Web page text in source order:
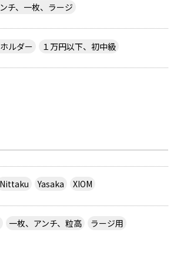
チ、一枚、ラージ
ルダー
１万円以下、初中級
Nittaku Yasaka
XIOM
一枚、アンチ、粒高 ラージ用